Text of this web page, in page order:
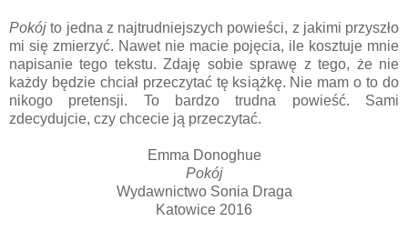
Pokój to jedna z najtrudniejszych powieści, z jakimi przyszło
mi się zmierzyć. Nawet nie macie pojęcia, ile kosztuje mnie
napisanie tego tekstu. Zdaję sobie sprawę z tego, że nie
każdy będzie chciał przeczytać tę książkę. Nie mam o to do
nikogo pretensji. To bardzo trudna powieść. Sami
zdecydujcie, czy chcecie ją przeczytać.
Emma Donoghue
Pokój
Wydawnictwo Sonia Draga
Katowice 2016